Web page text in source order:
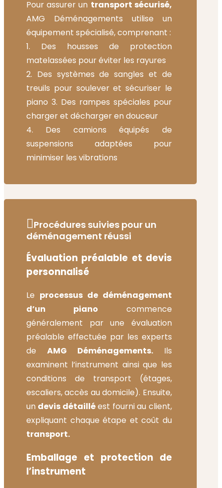
Pour assurer un transport sécurisé,
AMG Déménagements utilise un
équipement spécialisé, comprenant :
1. Des housses de protection
matelassées pour éviter les rayures
2. Des systèmes de sangles et de
treuils pour soulever et sécuriser le
piano 3. Des rampes spéciales pour
charger et décharger en douceur
4. Des camions équipés de
suspensions adaptées pour
minimiser les vibrations
Procédures suivies pour un
déménagement réussi
Évaluation préalable et devis
personnalisé
Le processus de déménagement
d’un piano commence
généralement par une évaluation
préalable effectuée par les experts
de AMG Déménagements.Ils
examinent l’instrument ainsi que les
conditions de transport (étages,
escaliers, accès au domicile). Ensuite,
un devis détailléest fourni au client,
expliquant chaque étape et coût du
transport.
Emballage et protection de
l’instrument